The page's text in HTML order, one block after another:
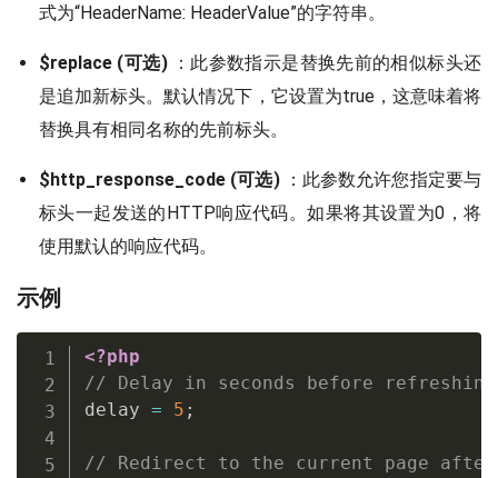
式为“HeaderName: HeaderValue”的字符串。
$replace (可选)：此参数指示是替换先前的相似标头还
是追加新标头。默认情况下，它设置为true，这意味着将
替换具有相同名称的先前标头。
$http_response_code (可选)：此参数允许您指定要与
标头一起发送的HTTP响应代码。如果将其设置为0，将
使用默认的响应代码。
示例
<?php
// Delay in seconds before refreshing
delay = 5 ;
// Redirect to the current page